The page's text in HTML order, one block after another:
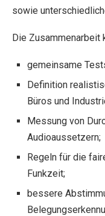
sowie
Die Zusammenarbeit
gemeinsame
Definition
Büros und
Messung von
Audioaussetzern;
Regeln für die
Funkzeit;
bessere